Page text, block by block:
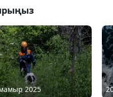
2025